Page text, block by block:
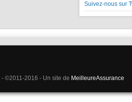
Suivez-nous sur
©2011-2016 - Un site de MeilleureAssurance